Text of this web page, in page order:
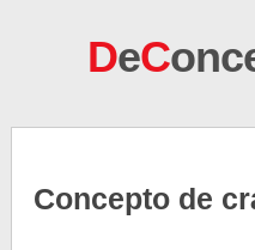
DeC
Concepto de